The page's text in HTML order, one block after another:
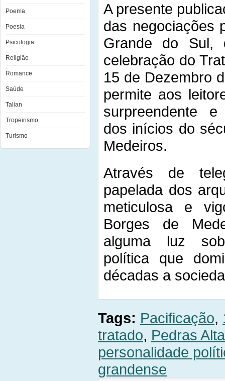
Poema
Poesia
Psicologia
Religião
Romance
Saúde
Talian
Tropeirismo
Turismo
A presente
das negociações
Grande do Sul,
celebração do
15 de Dezembro
permite aos
surpreendente
dos inícios do
Medeiros.
Através de
papelada dos
meticulosa e
Borges de
alguma luz
política que
décadas a
Tags: Pacificação,
tratado, Pedras
personalidade
grandense